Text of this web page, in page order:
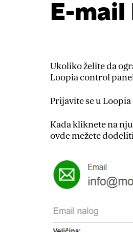
E-
Ukoliko želite da
Loopia control
Prijavite se u
Kada kliknete na
ovde mežete